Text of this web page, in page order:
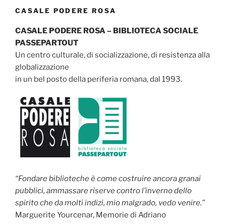
CASALE PODERE ROSA
CASALE PODERE ROSA – BIBLIOTECA SOCIALE
PASSEPARTOUT
Un centro culturale, di socializzazione, di resistenza alla
globalizzazione
in un bel posto della periferia romana, dal 1993.
“Fondare biblioteche è come costruire ancora granai
pubblici, ammassare riserve contro l’inverno dello
spirito che da molti indizi, mio malgrado, vedo venire.”
Marguerite Yourcenar, Memorie di Adriano